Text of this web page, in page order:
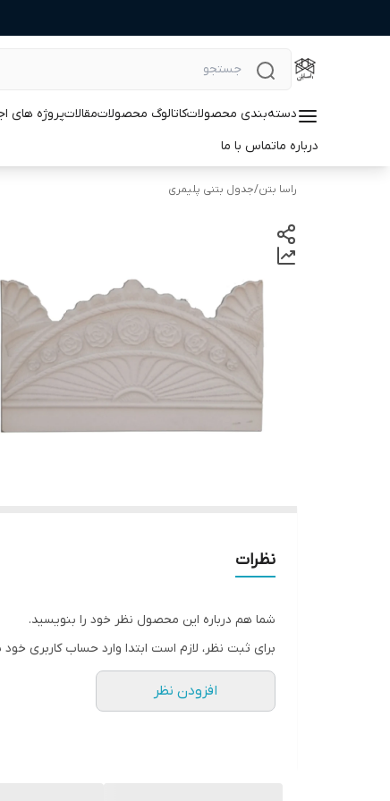
دسته‌بندی محصولاتکاتالوگ محصولاتمقالاتپروژه های
درباره ماتماس با ما
راسا بتن/جدول بتنی پلیمری
نظرات
شما هم درباره این محصول نظر خود را بنویسید.
برای ثبت نظر، لازم است ابتدا وارد حساب کاربری
افزودن نظر